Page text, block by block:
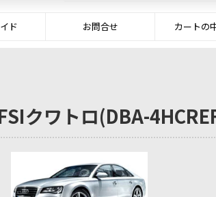
ド お問合せ カートの
クワトロ(DBA-